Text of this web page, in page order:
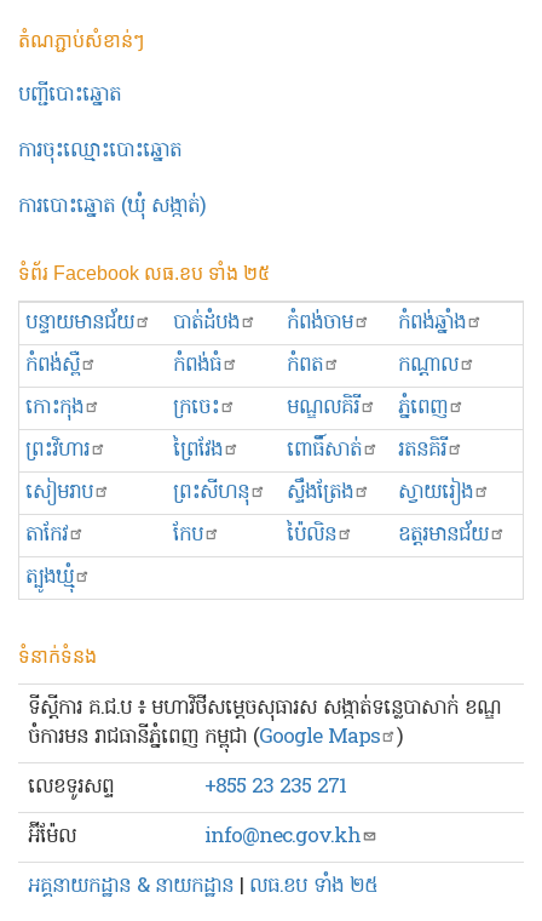
តំណភ្ជាប់សំខាន់ៗ
បញ្ជីបោះឆ្នោត
ការចុះឈ្មោះបោះឆ្នោត
ការបោះឆ្នោត (ឃុំ សង្កាត់)
ទំព័រ Facebook លធ.ខប ទាំង ២៥
បន្ទាយមានជ័យ បាត់ដំបង កំពង់ចាម
កំពង់ឆ្នាំង
កំពង់ស្ពឺ
កំពង់ធំ កំពត
កណ្ដាល
កោះកុង
ក្រចេះ មណ្ឌលគិរី
ភ្នំពេញ
ព្រះ​វិហារ
ព្រៃវែង ពោធិ៍សាត់
រតនគិរី
សៀមរាប
ព្រះសីហនុ ស្ទឹងត្រែង
ស្វាយរៀង
តាកែវ
កែប ប៉ៃលិន
ឧត្ដរមានជ័យ
ត្បូងឃ្មុំ
ទំនាក់ទំនង
ទីស្ដីការ គ.ជ.ប ៖ មហាវិថីសម្ដេចសុធារស សង្កាត់ទន្លេបាសាក់ ខណ្ឌ
ចំការមន រាជធានីភ្នំពេញ កម្ពុជា (Google Maps )
លេខ​ទូរសព្ទ
+855 23 235 271
អ៊ីម៉ែល
info@nec.gov.kh
អគ្គនាយកដ្ឋាន & នាយកដ្ឋាន | លធ.ខប ទាំង ២៥